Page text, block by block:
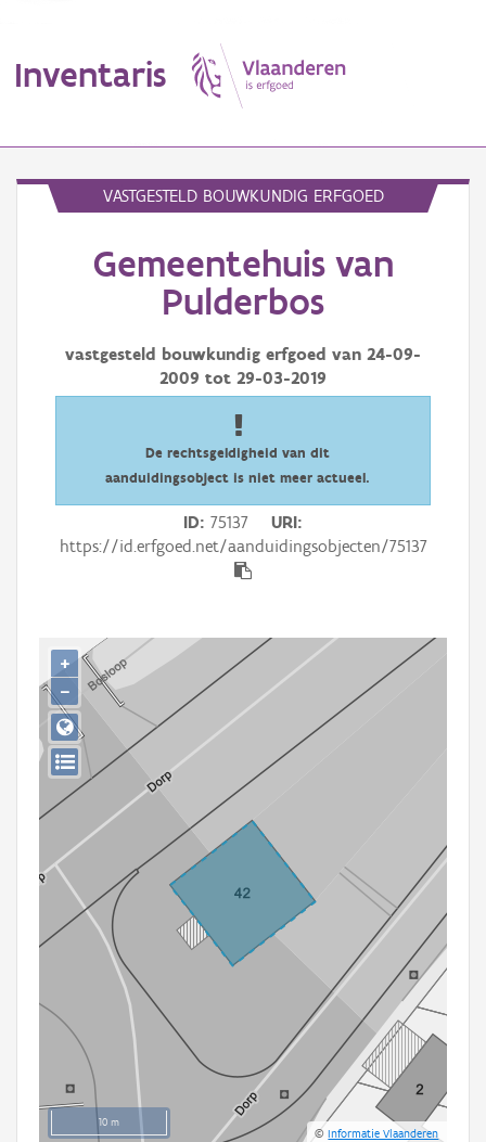
Inventaris
Erfgoedobject
Waarneming
Downloads
VASTGESTELD BOUWKUNDIG ERFGOED
Gemeentehuis van
Pulderbos
vastgesteld bouwkundig erfgoed van 24-09-
2009 tot 29-03-2019
De rechtsgeldigheid van dit
aanduidingsobject is niet meer actueel.
ID 75137
URI
https://id.erfgoed.net/aanduidingsobjecten/75137
10 m
©Informatie Vlaanderen
+
−